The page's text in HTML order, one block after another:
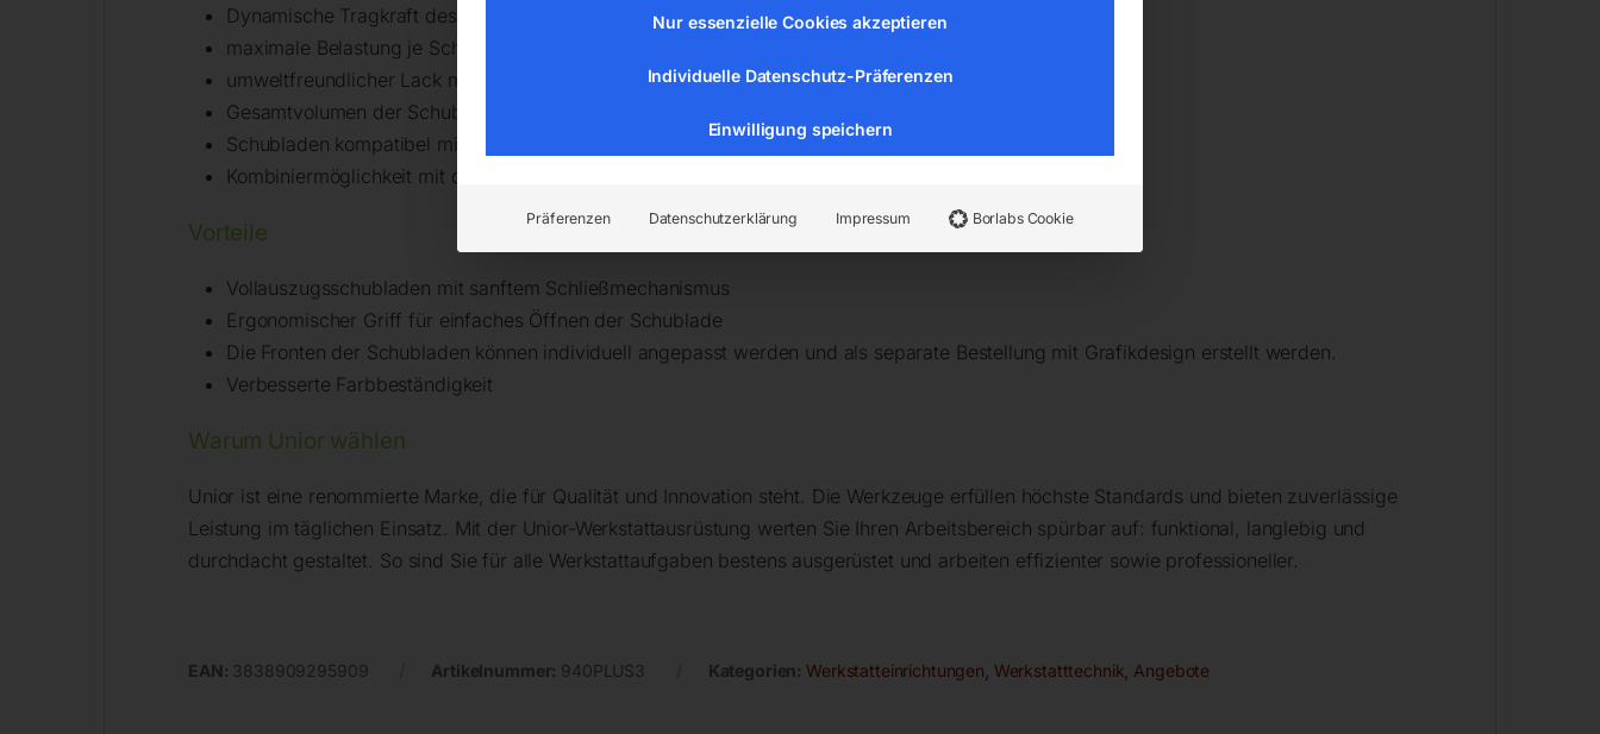
Dynamische Tragkraft des Wagens: 500 kg
maximale Belastung je Schublade: 45 kg
umweltfreundlicher Lack mit Qualitätsstandard „Qualicoat“
Gesamtvolumen der Schubladen: 133 Liter
Schubladen kompatibel mit SOS-Moduleinsätzen 1/3, 2/3, 3/3
Kombiniermöglichkeit mit diversem Zubehör möglich
Vorteile
Vollauszugsschubladen mit sanftem Schließmechanismus
Ergonomischer Griff für einfaches Öffnen der Schublade
Die Fronten der Schubladen können individuell angepasst werden und als separate Bestellung mit Grafikdesign erstellt werden.
Verbesserte Farbbeständigkeit
Warum Unior wählen
Unior ist eine renommierte Marke, die für Qualität und Innovation steht. Die Werkzeuge erfüllen höchste Standards und bieten zuverlässige
Leistung im täglichen Einsatz. Mit der Unior-Werkstattausrüstung werten Sie Ihren Arbeitsbereich spürbar auf: funktional, langlebig und
durchdacht gestaltet. So sind Sie für alle Werkstattaufgaben bestens ausgerüstet und arbeiten effizienter sowie professioneller.
EAN: 3838909295909 Artikelnummer: 940PLUS3 Kategorien: Werkstatteinrichtungen Werkstatttechnik Angebote
Nur essenzielle Cookies akzeptieren
Individuelle Datenschutz-Präferenzen
Einwilligung speichern
Präferenzen Datenschutzerklärung Impressum Borlabs Cookie